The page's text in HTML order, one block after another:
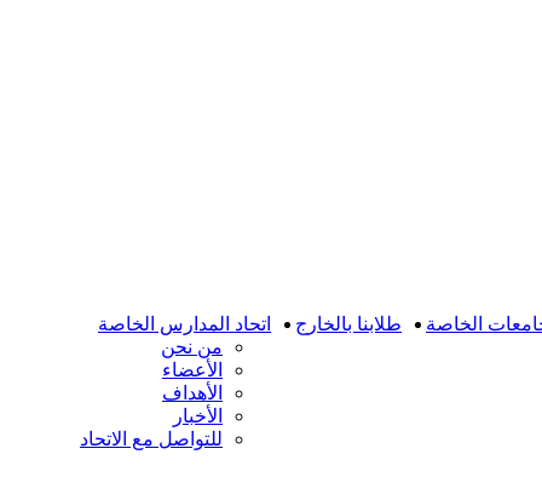
الخاصة طلابنا بالخارج
اتحاد المدارس الخاصة
من نحن
الأعضاء
الأهداف
الأخبار
للتواصل مع الاتحاد